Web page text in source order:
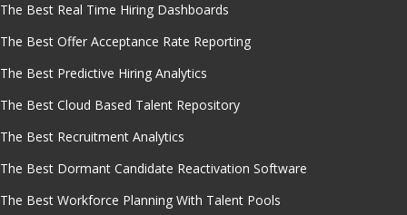
The Best Real Time Hiring Dashboards
The Best Offer Acceptance Rate Reporting
The Best Predictive Hiring Analytics
The Best Cloud Based Talent Repository
The Best Recruitment Analytics
The Best Dormant Candidate Reactivation Software
The Best Workforce Planning With Talent Pools